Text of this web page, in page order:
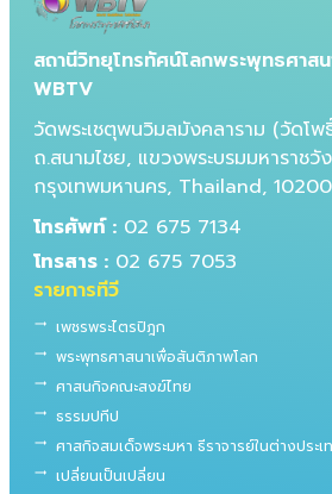
สถานีวิทยุโทรทัศน์โลกพระพุทธศาส
WBTV
วัดพระเชตุพนวิมลมังคลาราม (วัดโ
ถ.สนามไชย, แขวงพระบรมมหาราชวั
กรุงเทพมหานคร, Thailand, 10200
โทรศัพท์ : 02 675 7134
โทรสาร : 02 675 7053
รายการทีวี
trending_flat เพชรพระไตรปิฎก
trending_flat พระพุทธศาสนาเพื่อสันติภาพโลก
trending_flat ศาสนกิจคณะสงฆ์ไทย
trending_flat ธรรมปทีป
trending_flat ศาสกิจสมเด็จพระมหา ธีราจารย์ในต่างประเ
trending_flat เปลี่ยนเป็นเปลี่ยน